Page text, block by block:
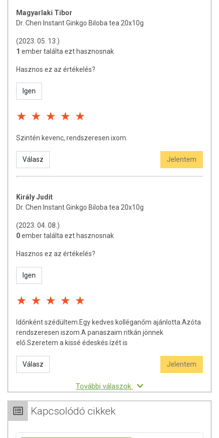
Magyarlaki Tibor
Dr. Chen Instant Ginkgo Biloba tea 20x10g
(2023. 05. 13.)
1 ember találta ezt hasznosnak
Hasznos ez az értékelés?
Igen
Szintén kevenc, rendszeresen ixom.
Válasz Jelentem
Király Judit
Dr. Chen Instant Ginkgo Biloba tea 20x10g
(2023. 04. 08.)
0ember találta ezt hasznosnak
Hasznos ez az értékelés?
Igen
Időnként szédültem.Egy kedves kolléganőm ajánlotta.Azóta
rendszeresen iszom.A panaszaim ritkán jönnek
elő.Szeretem a kissé édeskés ízét is
Válasz Jelentem
További válaszok
Kapcsolódó cikkek